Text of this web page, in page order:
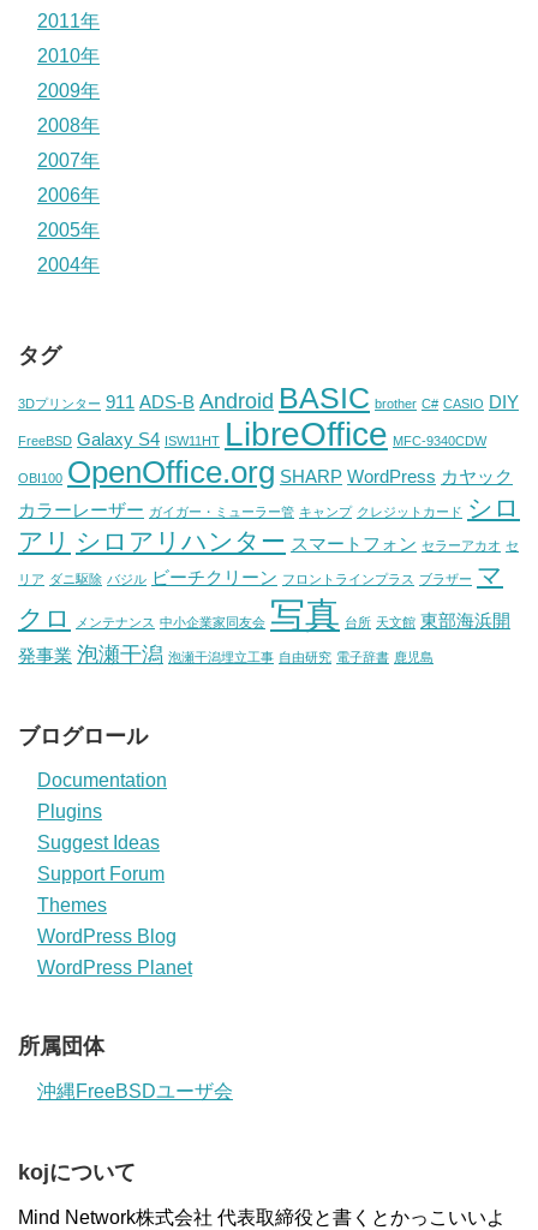
2011年
2010年
2009年
2008年
2007年
2006年
2005年
2004年
タグ
3Dプリンター 911 ADS-B Android BASIC brother C# CASIO DIY
FreeBSD Galaxy S4 ISW11HT LibreOffice MFC-9340CDW
OBI100 OpenOffice.org SHARP WordPress カヤック
カラーレーザー ガイガー・ミューラー管 キャンプ クレジットカード シロ
アリ シロアリハンター スマートフォン セラーアカオ セ
リア ダニ駆除 バジル ビーチクリーン フロントラインプラス ブラザー マ
クロ
メンテナンス 中小企業家同友会 写真 台所 天文館 東部海浜開
発事業 泡瀬干潟 泡瀬干潟埋立工事 自由研究 電子辞書 鹿児島
ブログロール
Documentation
Plugins
Suggest Ideas
Support Forum
Themes
WordPress Blog
WordPress Planet
所属団体
沖縄FreeBSDユーザ会
kojについて
Mind Network株式会社 代表取締役と書くとかっこいいよ